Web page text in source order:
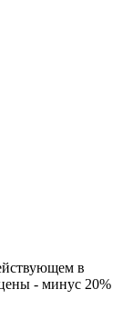
в
- минус 20%